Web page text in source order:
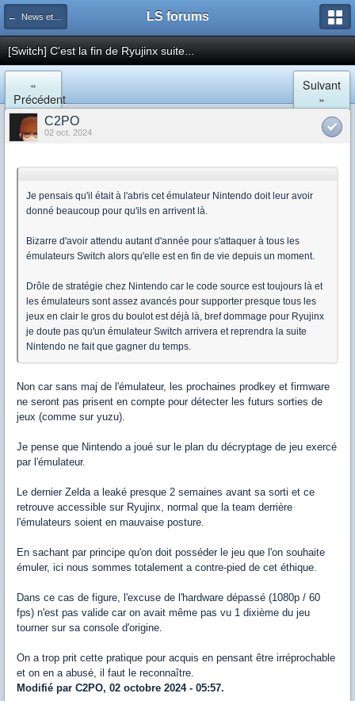
← News et actualités postées sur LS LS forums
[Switch] C'est la fin de Ryujinx suite...
«
Précédent
Suivant
»
C2PO
02 oct. 2024
Je pensais qu'il était à l'abris cet émulateur Nintendo doit leur avoir
donné beaucoup pour qu'ils en arrivent là.
Bizarre d'avoir attendu autant d'année pour s'attaquer à tous les
émulateurs Switch alors qu'elle est en fin de vie depuis un moment.
Drôle de stratégie chez Nintendo car le code source est toujours là et
les émulateurs sont assez avancés pour supporter presque tous les
jeux en clair le gros du boulot est déjà là, bref dommage pour Ryujinx
je doute pas qu'un émulateur Switch arrivera et reprendra la suite
Nintendo ne fait que gagner du temps.
Non car sans maj de l'émulateur, les prochaines prodkey et firmware
ne seront pas prisent en compte pour détecter les futurs sorties de
jeux (comme sur yuzu).
Je pense que Nintendo a joué sur le plan du décryptage de jeu exercé
par l'émulateur.
Le dernier Zelda a leaké presque 2 semaines avant sa sorti et ce
retrouve accessible sur Ryujinx, normal que la team derrière
l'émulateurs soient en mauvaise posture.
En sachant par principe qu'on doit posséder le jeu que l'on souhaite
émuler, ici nous sommes totalement a contre-pied de cet éthique.
Dans ce cas de figure, l'excuse de l'hardware dépassé (1080p / 60
fps) n'est pas valide car on avait même pas vu 1 dixième du jeu
tourner sur sa console d'origine.
On a trop prit cette pratique pour acquis en pensant être irréprochable
et on en a abusé, il faut le reconnaître.
Modifié par C2PO, 02 octobre 2024 - 05:57.